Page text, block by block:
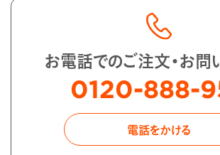
お電話でのご注文・お問
0120-888-
電話をかける